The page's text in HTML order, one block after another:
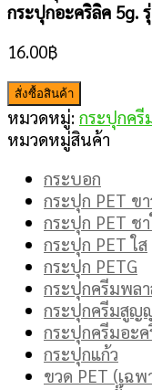
กระปุกอะคริลิค 5g.
16.00฿
สั่งซื้อสินค้า
หมวดหมู่: กระปุกครี
หมวดหมู่สินค้า
กระบอก
กระปุก PET ข
กระปุก PET ช
กระปุก PET ใส
กระปุก PETG
กระปุกครีมพล
กระปุกครีมสูญ
กระปุกครีมอะค
กระปุกแก้ว
ขวด PET (เฉ